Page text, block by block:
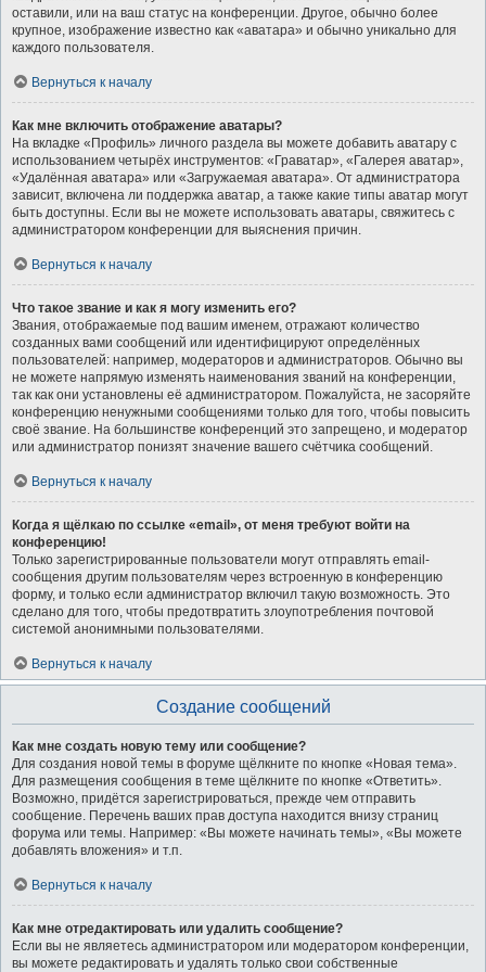
оставили, или на ваш статус на конференции. Другое, обычно более
крупное, изображение известно как «аватара» и обычно уникально для
каждого пользователя.
Вернуться к началу
Как мне включить отображение аватары?
На вкладке «Профиль» личного раздела вы можете добавить аватару с
использованием четырёх инструментов: «Граватар», «Галерея аватар»,
«Удалённая аватара» или «Загружаемая аватара». От администратора
зависит, включена ли поддержка аватар, а также какие типы аватар могут
быть доступны. Если вы не можете использовать аватары, свяжитесь с
администратором конференции для выяснения причин.
Вернуться к началу
Что такое звание и как я могу изменить его?
Звания, отображаемые под вашим именем, отражают количество
созданных вами сообщений или идентифицируют определённых
пользователей: например, модераторов и администраторов. Обычно вы
не можете напрямую изменять наименования званий на конференции,
так как они установлены её администратором. Пожалуйста, не засоряйте
конференцию ненужными сообщениями только для того, чтобы повысить
своё звание. На большинстве конференций это запрещено, и модератор
или администратор понизят значение вашего счётчика сообщений.
Вернуться к началу
Когда я щёлкаю по ссылке «email», от меня требуют войти на
конференцию!
Только зарегистрированные пользователи могут отправлять email-
сообщения другим пользователям через встроенную в конференцию
форму, и только если администратор включил такую возможность. Это
сделано для того, чтобы предотвратить злоупотребления почтовой
системой анонимными пользователями.
Вернуться к началу
Создание сообщений
Как мне создать новую тему или сообщение?
Для создания новой темы в форуме щёлкните по кнопке «Новая тема».
Для размещения сообщения в теме щёлкните по кнопке «Ответить».
Возможно, придётся зарегистрироваться, прежде чем отправить
сообщение. Перечень ваших прав доступа находится внизу страниц
форума или темы. Например: «Вы можете начинать темы», «Вы можете
добавлять вложения» и т.п.
Вернуться к началу
Как мне отредактировать или удалить сообщение?
Если вы не являетесь администратором или модератором конференции,
вы можете редактировать и удалять только свои собственные